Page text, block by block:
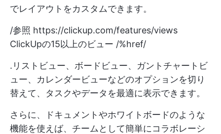
でレイアウトをカスタムできます。
/参照 https://clickup.com/features/views
ClickUpの15以上のビュー /%href/
.リストビュー、ボードビュー、ガントチャートビ
ュー、カレンダービューなどのオプションを切り
替えて、タスクやデータを最適に表示できます。
さらに、ドキュメントやホワイトボードのような
機能を使えば、チームとして簡単にコラボレーシ